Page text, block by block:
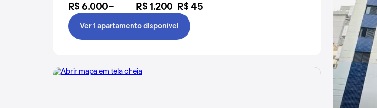
R$ 6.000- R$ 1.200 R$ 45
Ver 1 apartamento disponível